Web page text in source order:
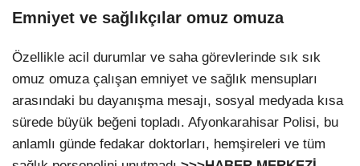
Emniyet ve sağlıkçılar omuz omuza
Özellikle acil durumlar ve saha görevlerinde sık sık
omuz omuza çalışan emniyet ve sağlık mensupları
arasındaki bu dayanışma mesajı, sosyal medyada kısa
sürede büyük beğeni topladı. Afyonkarahisar Polisi, bu
anlamlı günde fedakar doktorları, hemşireleri ve tüm